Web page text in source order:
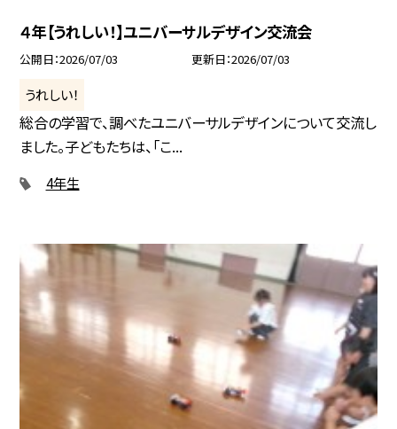
４年【うれしい！】ユニバーサルデザイン交流会
公開日 2026/07/03 更新日 2026/07/03
うれしい！
総合の学習で、調べたユニバーサルデザインについて交流し
ました。子どもたちは、「こ...
4年生